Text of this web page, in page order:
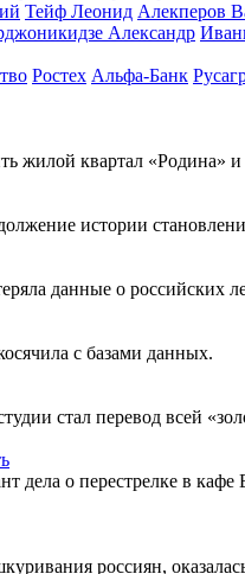
Тейф Леонид Алекперов
Александр
Ростех Альфа-Банк
квартал «Родина»
истории
данные о российских
с базами данных.
стал перевод всей
дела о перестрелке в
россиян,